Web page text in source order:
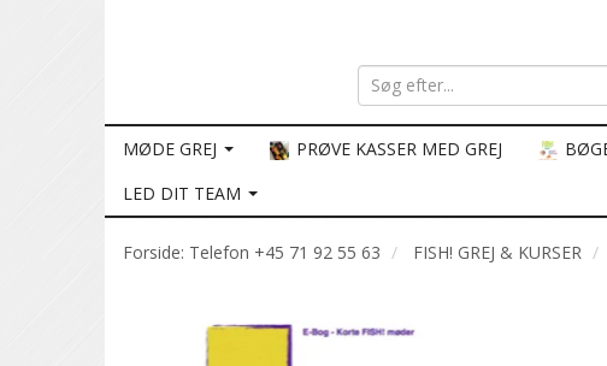
MØDE GREJ PRØVE KASSER MED GREJ
LED DIT TEAM
Forside: Telefon +45 71 92 55 63 FISH! GREJ & KURSER